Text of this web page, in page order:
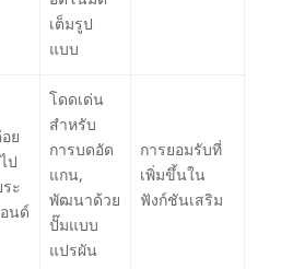
เต็มรูป
แบบ
ย
ป
ะ
นด์
โดดเด่น
สำหรับ
การบดอัด
แกน,
พัฒนาด้วย
ปั๊มแบบ
แปรผัน
การยอมรับที่
เพิ่มขึ้นใน
ฟังก์ชันเสริม